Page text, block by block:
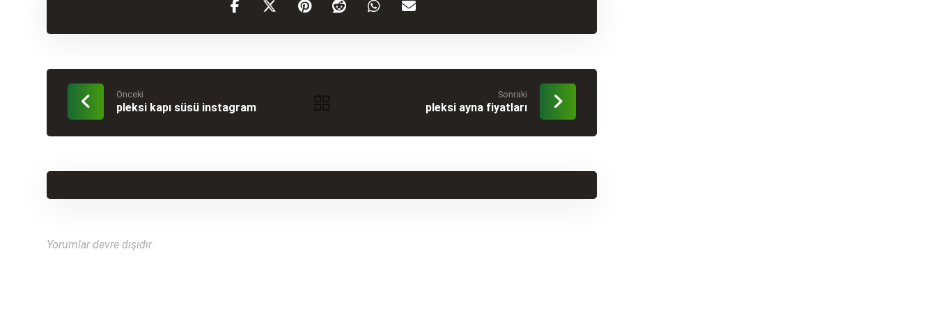
Önceki
pleksi kapı süsü instagram
Sonraki
pleksi ayna fiyatları
Yorumlar devre dışıdır